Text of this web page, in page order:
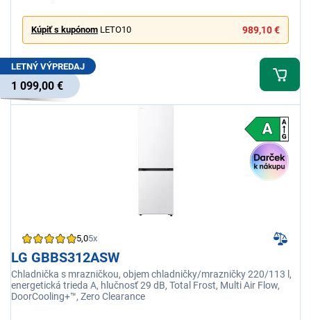
Kúpiť s kupónom LETO10 989,10 €
LETNÝ VÝPREDAJ
1 099,00 €
5,05x
LG GBBS312ASW
Chladnička s mrazničkou, objem chladničky/mrazničky 220/113 l,
energetická trieda A, hlučnosť 29 dB, Total Frost, Multi Air Flow,
DoorCooling+™, Zero Clearance